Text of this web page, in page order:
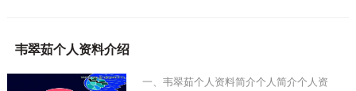
韦翠茹个人资料介绍
一、韦翠茹个人资料简介个人简介个人资